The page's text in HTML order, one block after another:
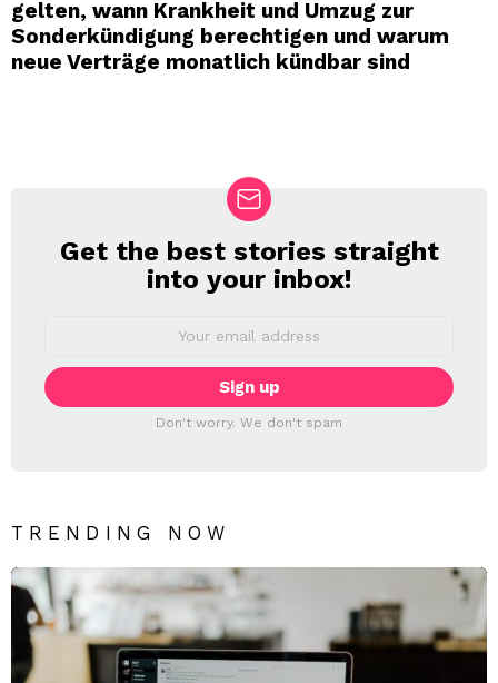
gelten, wann Krankheit und Umzug zur
Sonderkündigung berechtigen und warum
neue Verträge monatlich kündbar sind
NEWSLETTER
Get the best stories straight
into your inbox!
Don't worry. We don't spam
TRENDING NOW